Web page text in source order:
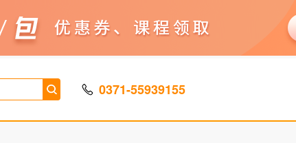
0371-55939155